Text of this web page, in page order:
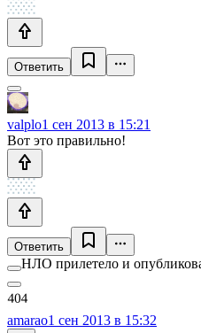
Ответить
valplo1 сен 2013 в 15:21
Вот это правильно!
Ответить
НЛО прилетело и
amarao1 сен 2013 в 15:32